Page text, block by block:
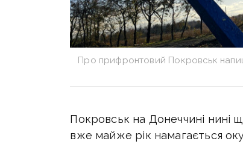
Про прифронтовий Покровськ
Покровськ на Донеччині нині
вже майже рік намагається